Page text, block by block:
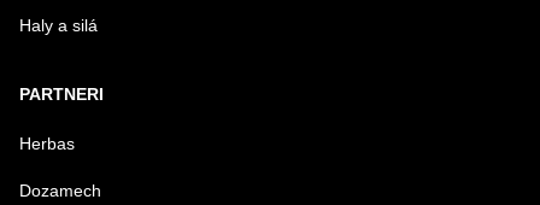
Haly a silá
PARTNERI
Herbas
Dozamech